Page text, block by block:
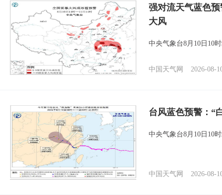
强对流天气蓝色
大风
中央气象台8月10日10
中国天气网 2026-08-
台风蓝色预警：“
中央气象台8月10日10
中国天气网 2026-08-